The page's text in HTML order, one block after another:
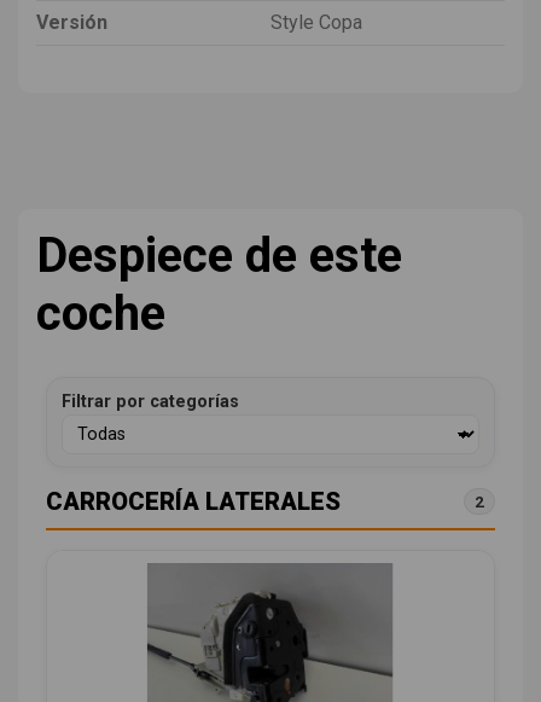
Versión
Style Copa
Despiece de este
coche
Filtrar por categorías
CARROCERÍA LATERALES 2